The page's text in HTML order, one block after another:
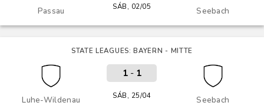
Passau Seebach
SÁB, 02/05
STATE LEAGUES: BAYERN - MITTE
Luhe-Wildenau Seebach
1- 1
SÁB, 25/04